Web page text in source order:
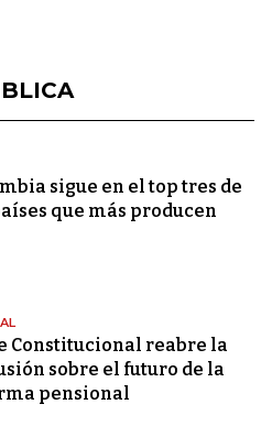
sigue en el top tres de
que más producen
Constitucional reabre la
sobre el futuro de la
pensional